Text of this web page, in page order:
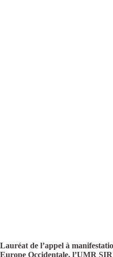
Lauréat de l’appel à
Europe Occidentale, l’UMR